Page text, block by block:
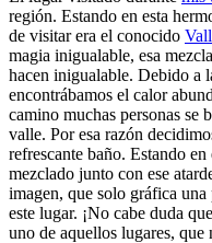
región. Estando en esta
de visitar era el conocido
magia inigualable, esa
hacen inigualable. Debido a
encontrábamos el calor
camino muchas personas se
valle. Por esa razón
refrescante baño. Estando
mezclado junto con ese
imagen, que solo gráfica una
este lugar. ¡No cabe duda
uno de aquellos lugares, que